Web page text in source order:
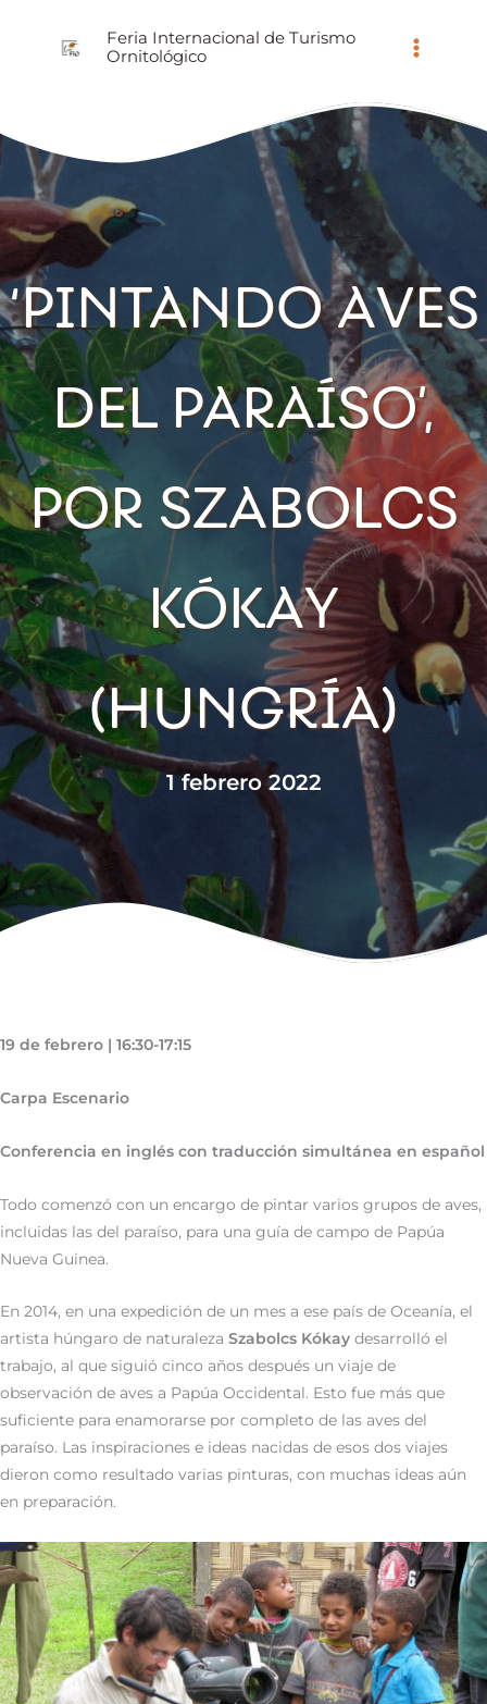
Feria Internacional de Turismo
Ornitológico
‘PINTANDO AVES
DEL PARAÍSO’,
POR SZABOLCS
KÓKAY
(HUNGRÍA)
1 febrero 2022
19 de febrero | 16:30-17:15
Carpa Escenario
Conferencia en inglés con traducción simultánea en español
Todo comenzó con un encargo de pintar varios grupos de aves,
incluidas las del paraíso, para una guía de campo de Papúa
Nueva Guinea.
En 2014, en una expedición de un mes a ese país de Oceanía, el
artista húngaro de naturaleza Szabolcs Kókay desarrolló el
trabajo, al que siguió cinco años después un viaje de
observación de aves a Papúa Occidental. Esto fue más que
suficiente para enamorarse por completo de las aves del
paraíso. Las inspiraciones e ideas nacidas de esos dos viajes
dieron como resultado varias pinturas, con muchas ideas aún
en preparación.